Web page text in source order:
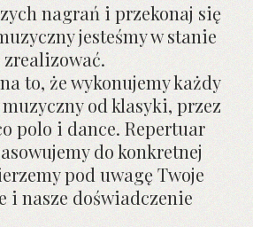
nagrań i przekonaj się
jesteśmy w stanie
zrealizować.
to, że wykonujemy każdy
od klasyki, przez
polo i dance. Repertuar
do konkretnej
pod uwagę Twoje
i nasze doświadczenie